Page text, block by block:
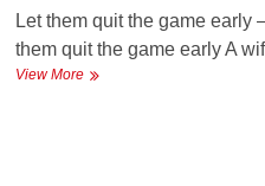
Let them quit the game early
them quit the game early A
View MoreLet